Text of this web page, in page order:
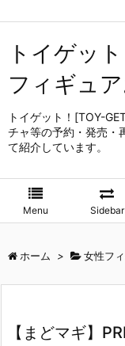
トイゲッ
フィギュ
トイゲット！[TOY-
チャ等の予約・発売・
て紹介しています。
Menu Sidebar
ホーム > 女性フ
【まどマギ】